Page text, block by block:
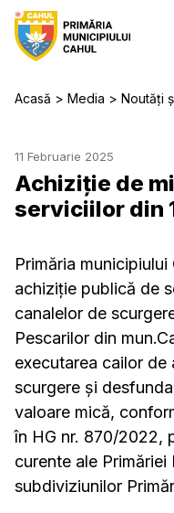
Acasă Media Noutăți
11 Februarie 2025
Achiziție de
serviciilor din
Primăria
achiziție publică de
canalelor de
Pescarilor din
executarea cailor de
scurgere și
valoare mică,
în HG nr. 870/2022,
curente ale
subdiviziunilor